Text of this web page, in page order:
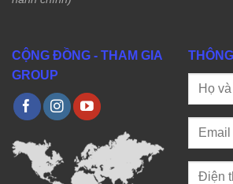
CỘNG ĐỒNG - THAM GIA
GROUP